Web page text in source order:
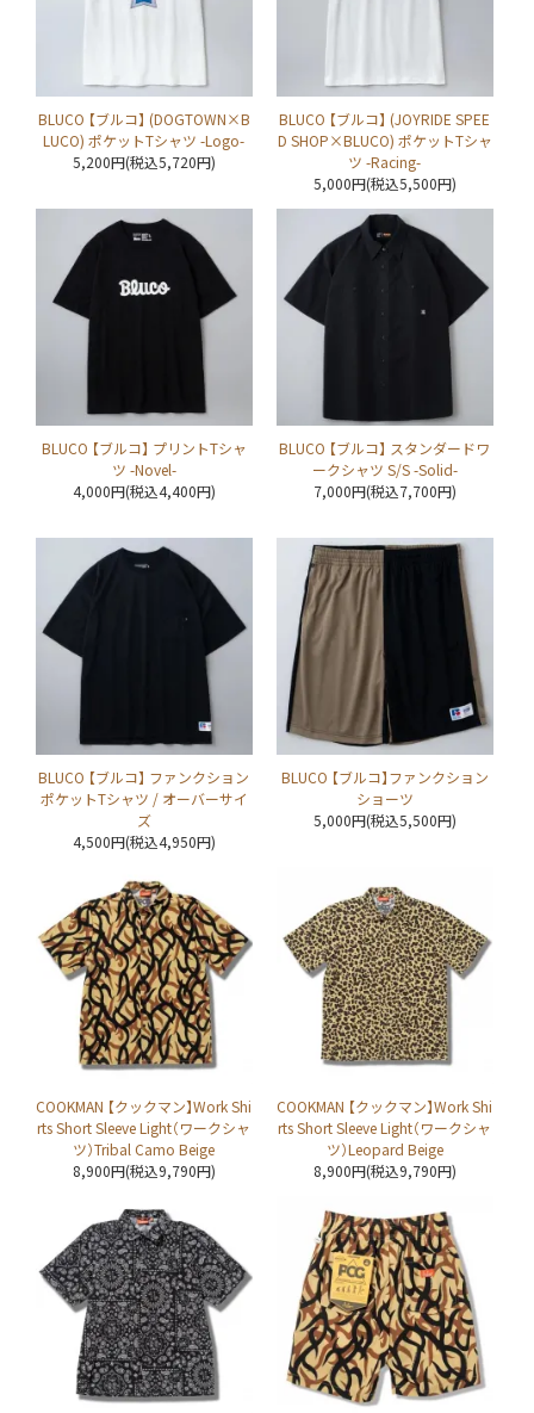
BLUCO 【ブルコ】 (DOGTOWN×B
LUCO) ポケットTシャツ -Logo-
5,200円(税込5,720円)
BLUCO 【ブルコ】 (JOYRIDE SPEE
D SHOP×BLUCO) ポケットTシャ
ツ -Racing-
5,000円(税込5,500円)
BLUCO 【ブルコ】 プリントTシャ
ツ -Novel-
4,000円(税込4,400円)
BLUCO 【ブルコ】 スタンダードワ
ークシャツ S/S -Solid-
7,000円(税込7,700円)
BLUCO 【ブルコ】 ファンクション
ポケットTシャツ / オーバーサイ
ズ
4,500円(税込4,950円)
BLUCO 【ブルコ】ファンクション
ショーツ
5,000円(税込5,500円)
COOKMAN 【クックマン】Work Shi
rts Short Sleeve Light（ワークシャ
ツ）Tribal Camo Beige
8,900円(税込9,790円)
COOKMAN 【クックマン】Work Shi
rts Short Sleeve Light（ワークシャ
ツ）Leopard Beige
8,900円(税込9,790円)